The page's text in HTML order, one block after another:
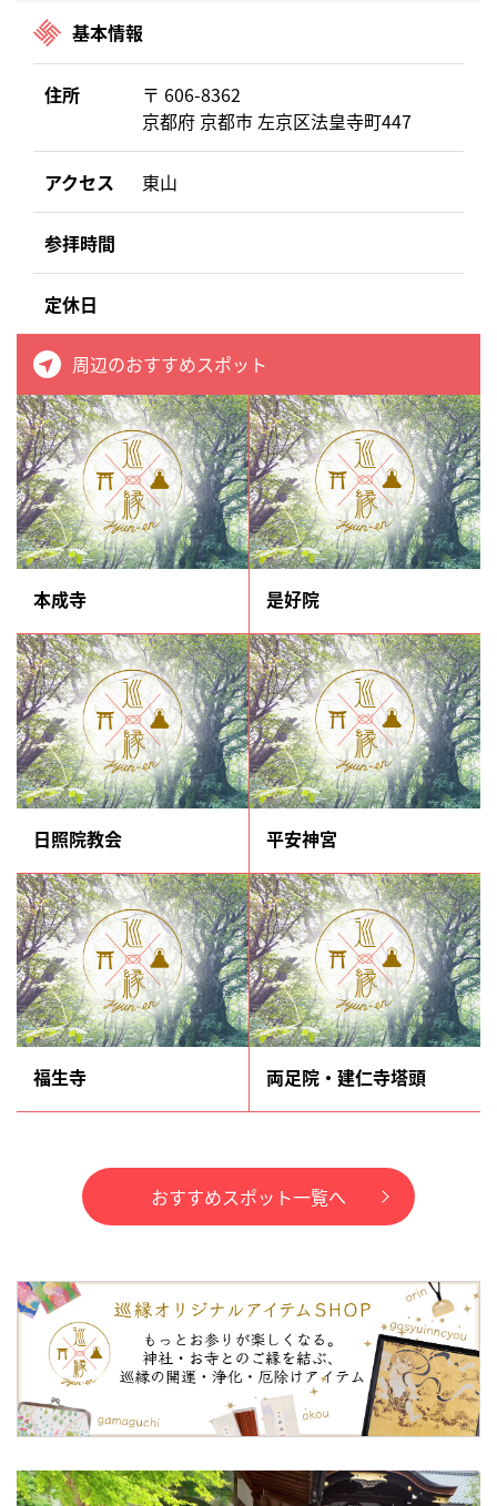
基本情報
住所
〒 606-8362
京都府 京都市 左京区法皇寺町447
アクセス 東山
参拝時間
定休日
周辺のおすすめスポット
本成寺 是好院
日照院教会 平安神宮
福生寺 両足院・建仁寺塔頭
おすすめスポット一覧へ